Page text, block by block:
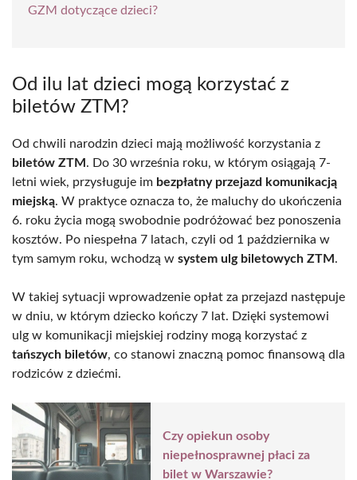
GZM dotyczące dzieci?
Od ilu lat dzieci mogą korzystać z
biletów ZTM?
Od chwili narodzin dzieci mają możliwość korzystania z
biletów ZTM . Do 30 września roku, w którym osiągają 7-
letni wiek, przysługuje im bezpłatny przejazd komunikacją
miejską. W praktyce oznacza to, że maluchy do ukończenia
6. roku życia mogą swobodnie podróżować bez ponoszenia
kosztów. Po niespełna 7 latach, czyli od 1 października w
tym samym roku, wchodzą w system ulg biletowych ZTM .
W takiej sytuacji wprowadzenie opłat za przejazd następuje
w dniu, w którym dziecko kończy 7 lat. Dzięki systemowi
ulg w komunikacji miejskiej rodziny mogą korzystać z
tańszych biletów, co stanowi znaczną pomoc finansową dla
rodziców z dziećmi.
Czy opiekun osoby
niepełnosprawnej płaci za
bilet w Warszawie?